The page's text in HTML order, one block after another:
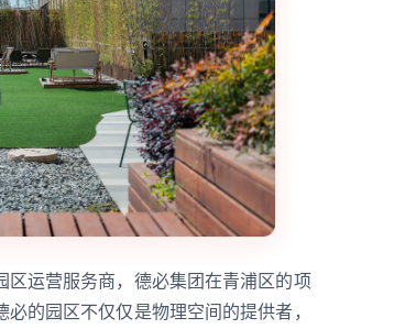
运营服务商，德必集团在青浦区的项
的园区不仅仅是物理空间的提供者，